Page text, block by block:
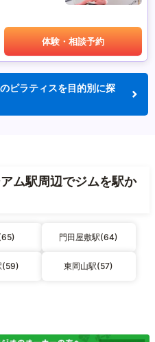
体験・相談予約
ピラティスを目的別に探
ム駅周辺でジムを駅か
門田屋敷駅(64)
(59) 東岡山駅(57)